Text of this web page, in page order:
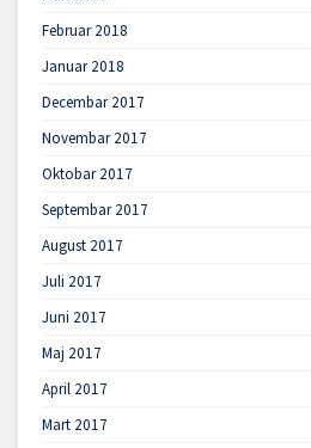
Februar 2018
Januar 2018
Decembar 2017
Novembar 2017
Oktobar 2017
Septembar 2017
August 2017
Juli 2017
Juni 2017
Maj 2017
April 2017
Mart 2017